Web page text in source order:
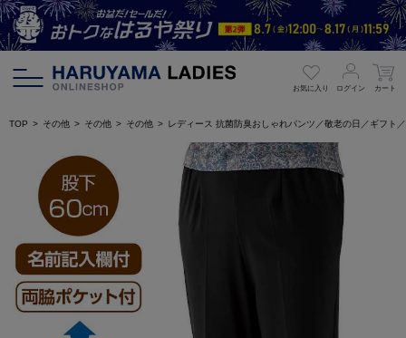
お気に入り ログイン カート
TOP その他 その他 その他 レディース 抗菌防臭おしゃれパンツ／敬老の日／ギフト